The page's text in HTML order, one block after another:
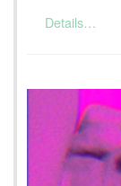
Details…